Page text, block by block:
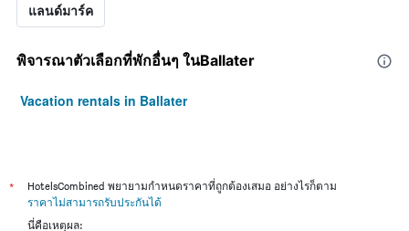
แลนด์มาร์ค
พิจารณาตัวเลือกที่พักอื่นๆ ในBallater
Vacation rentals in Ballater
*
HotelsCombined พยายามกำหนดราคาที่ถูกต้องเสมอ อย่างไรก็ตาม
ราคาไม่สามารถรับประกันได้
นี่คือเหตุผล: